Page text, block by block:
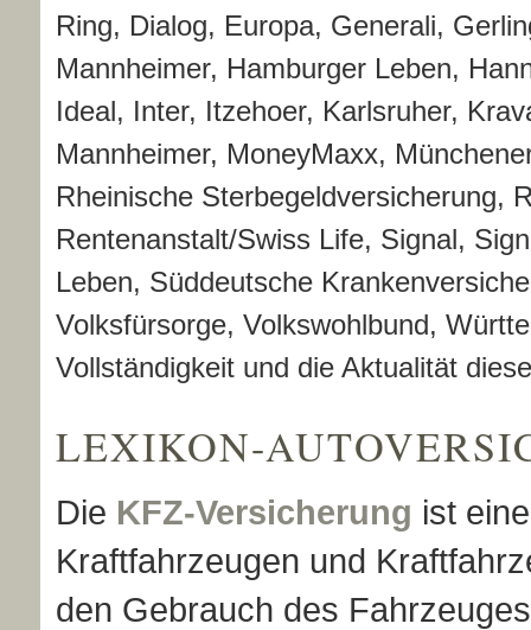
Ring, Dialog, Europa, Generali,
Mannheimer, Hamburger Leben,
Ideal, Inter, Itzehoer, Karlsruher,
Mannheimer, MoneyMaxx,
Rheinische Ster­be­geldversicherung,
Rentenanstalt/Swiss Life, Signal,
Leben, Süddeutsche
Volksfürsorge, Volkswohlbund,
Vollständigkeit und die Aktualität
LEXIKON-
Die KFZ-Versicherung ist
Kraftfahrzeugen und
den Gebrauch des